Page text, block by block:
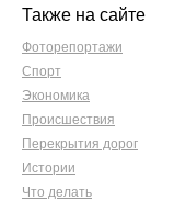
Также на сайте
Фоторепортажи
Спорт
Экономика
Происшествия
Перекрытия дорог
Истории
Что делать